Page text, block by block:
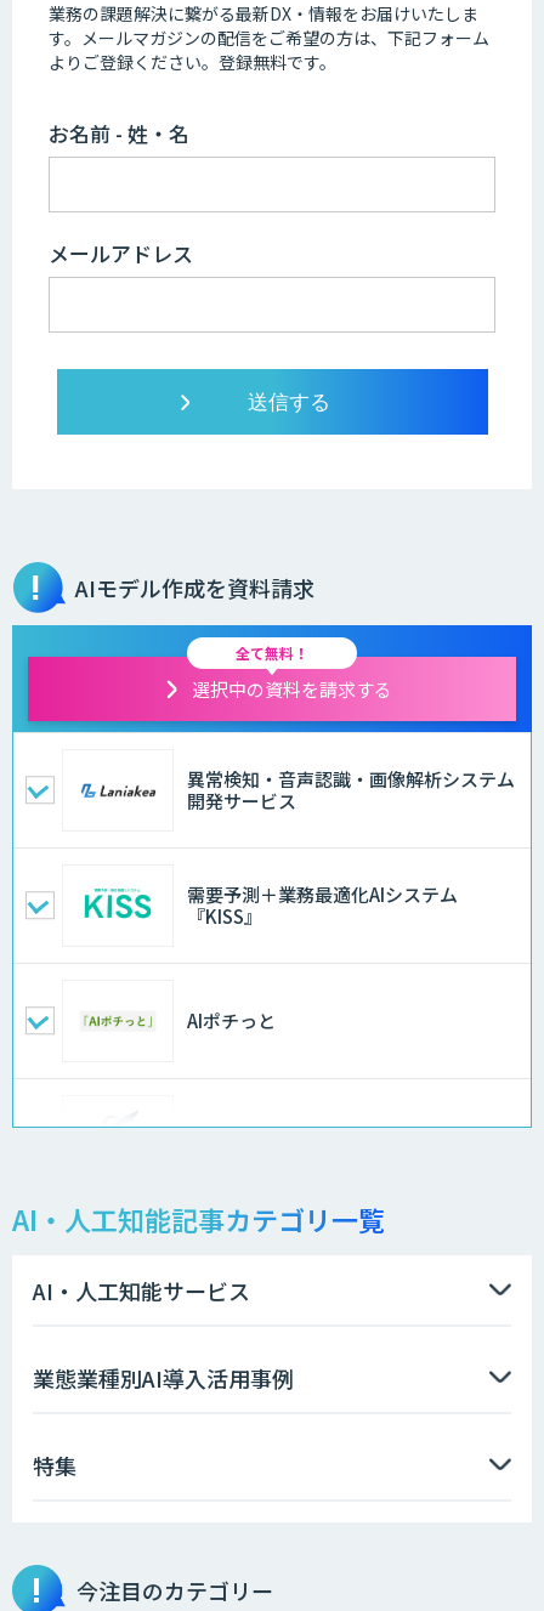
業務の課題解決に繋がる最新DX・情報をお届けいたしま
す。 メールマガジンの配信をご希望の方は、下記フォーム
よりご登録ください。登録無料です。
お名前 - 姓・名
メールアドレス
AIモデル作成を資料請求
全て無料！
選択中の資料を請求する
異常検知・音声認識・画像解析システム
開発サービス
需要予測＋業務最適化AIシステム
『KISS』
AIポチっと
FleGrowthのDX/AI支援伴走サービス
AI活用サービス
AI開発・伴走支援・内製化支援
AI・人工知能記事カテゴリ一覧
AI・人工知能サービス
業態業種別AI導入活用事例
特集
今注目のカテゴリー